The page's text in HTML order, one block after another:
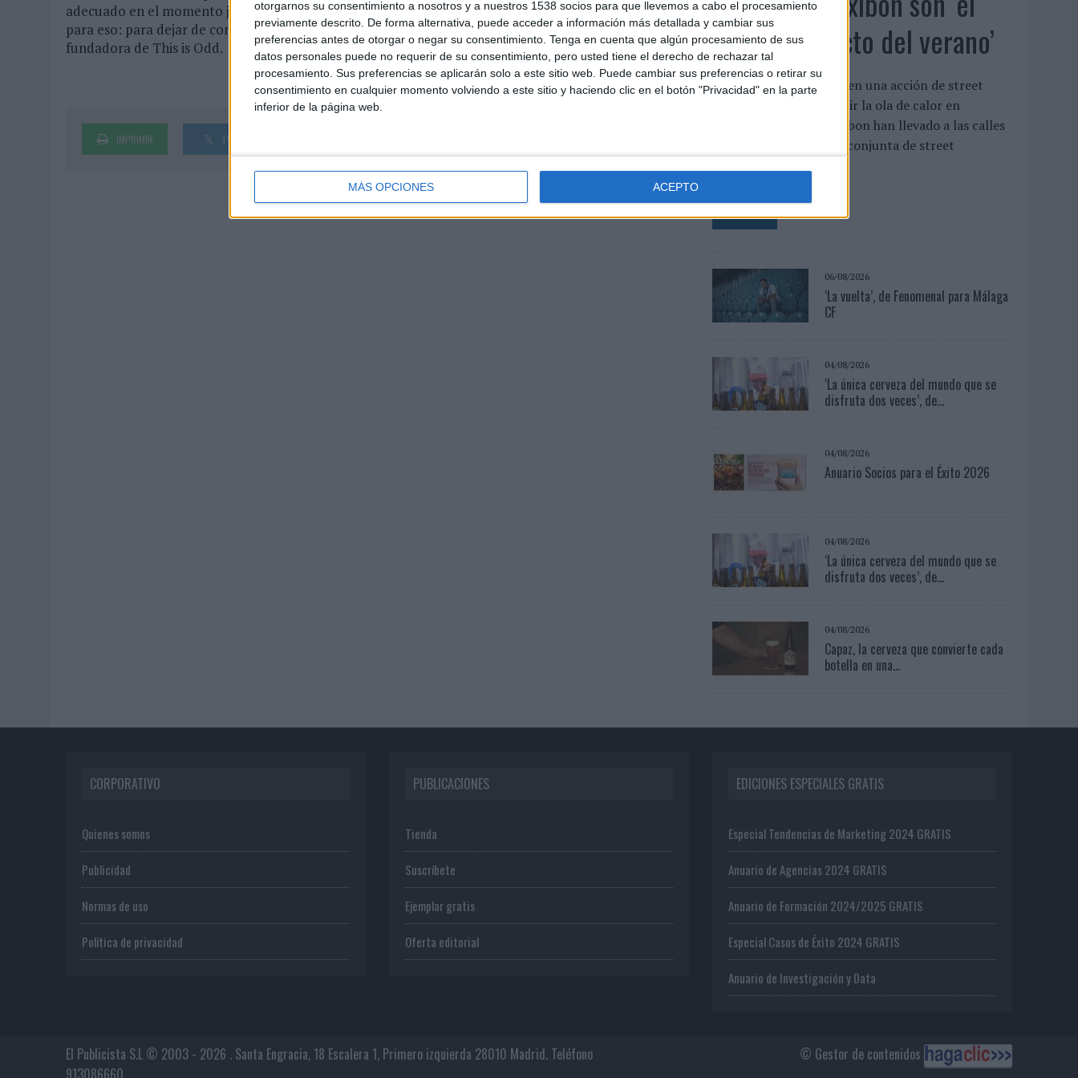
otorgarnos su consentimiento a nosotros y a nuestros 1538 socios para que llevemos a cabo el procesamiento
previamente descrito. De forma alternativa, puede acceder a información más detallada y cambiar sus
preferencias antes de otorgar o negar su consentimiento. Tenga en cuenta que algún procesamiento de sus
datos personales puede no requerir de su consentimiento, pero usted tiene el derecho de rechazar tal
procesamiento. Sus preferencias se aplicarán solo a este sitio web. Puede cambiar sus preferencias o retirar su
consentimiento en cualquier momento volviendo a este sitio y haciendo clic en el botón "Privacidad" en la parte
inferior de la página web.
MÁS OPCIONES ACEPTO
adecuado en el momento justo y construir con él una historia que conecte de verdad. Ardde nace
para eso: para dejar de comprar visibilidad y empezar a generar relevancia”, explica Astrid Altadill,
fundadora de This is Odd.
IMPRIMIR TWEET
match perfecto del verano’
Ambas marcas se unen en una acción de street
marketing para combatir la ola de calor en
Valencia Babaria y Maxibon han llevado a las calles
de Valencia una acción conjunta de street
LEER MÁS
06/08/2026
‘La vuelta’, de Fenomenal para Málaga
CF
04/08/2026
‘La única cerveza del mundo que se
disfruta dos veces’, de...
04/08/2026
Anuario Socios para el Éxito 2026
04/08/2026
‘La única cerveza del mundo que se
disfruta dos veces’, de...
04/08/2026
Capaz, la cerveza que convierte cada
botella en una...
CORPORATIVO
Quienes somos
Publicidad
Normas de uso
Política de privacidad
PUBLICACIONES
Tienda
Suscríbete
Ejemplar gratis
Oferta editorial
EDICIONES ESPECIALES GRATIS
Especial Tendencias de Marketing 2024 GRATIS
Anuario de Agencias 2024 GRATIS
Anuario de Formación 2024/2025 GRATIS
Especial Casos de Éxito 2024 GRATIS
Anuario de Investigación y Data
© Gestor de contenidos
El Publicista S.L © 2003 - 2026 . Santa Engracia, 18 Escalera 1, Primero izquierda 28010 Madrid. Teléfono
913086660.